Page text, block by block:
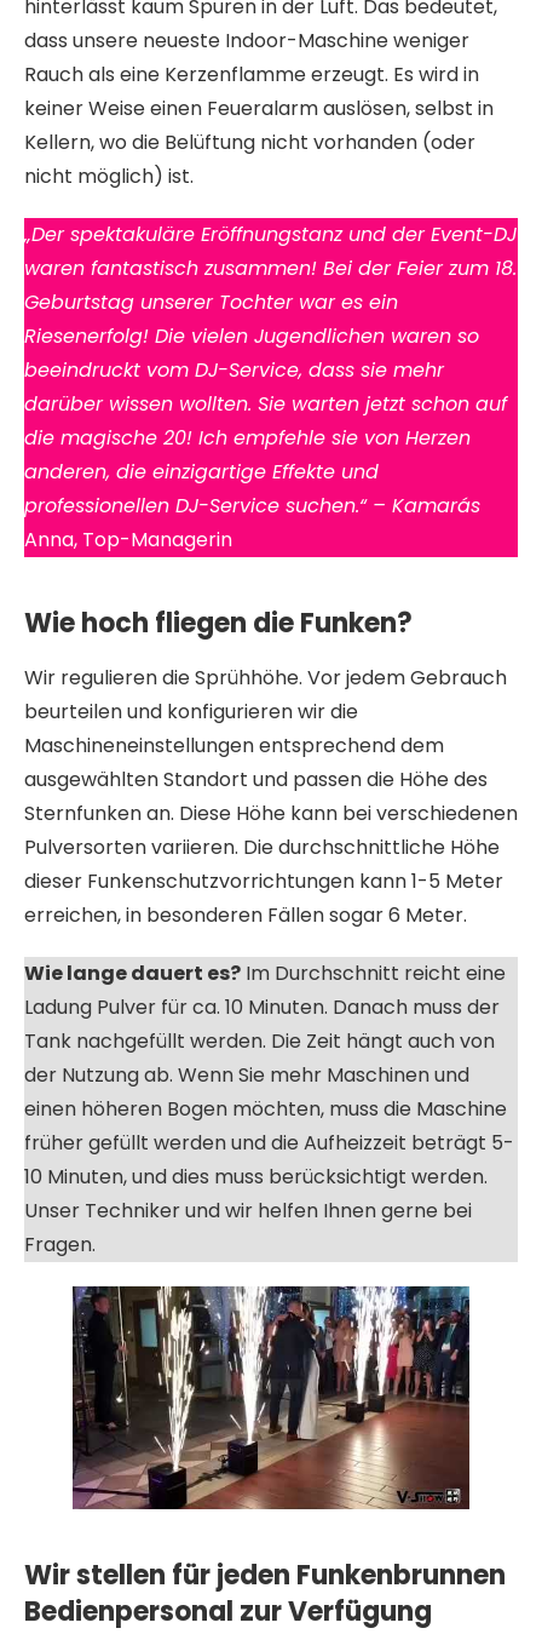
hinterlässt kaum Spuren in der Luft. Das bedeutet,
dass unsere neueste Indoor-Maschine weniger
Rauch als eine Kerzenflamme erzeugt. Es wird in
keiner Weise einen Feueralarm auslösen, selbst in
Kellern, wo die Belüftung nicht vorhanden (oder
nicht möglich) ist.
„Der spektakuläre Eröffnungstanz und der Event-DJ
waren fantastisch zusammen! Bei der Feier zum 18.
Geburtstag unserer Tochter war es ein
Riesenerfolg! Die vielen Jugendlichen waren so
beeindruckt vom DJ-Service, dass sie mehr
darüber wissen wollten. Sie warten jetzt schon auf
die magische 20! Ich empfehle sie von Herzen
anderen, die einzigartige Effekte und
professionellen DJ-Service suchen.“ – Kamarás
Anna, Top-Managerin
Wie hoch fliegen die Funken?
Wir regulieren die Sprühhöhe. Vor jedem Gebrauch
beurteilen und konfigurieren wir die
Maschineneinstellungen entsprechend dem
ausgewählten Standort und passen die Höhe des
Sternfunken an. Diese Höhe kann bei verschiedenen
Pulversorten variieren. Die durchschnittliche Höhe
dieser Funkenschutzvorrichtungen kann 1-5 Meter
erreichen, in besonderen Fällen sogar 6 Meter.
Wie lange dauert es? Im Durchschnitt reicht eine
Ladung Pulver für ca. 10 Minuten. Danach muss der
Tank nachgefüllt werden. Die Zeit hängt auch von
der Nutzung ab. Wenn Sie mehr Maschinen und
einen höheren Bogen möchten, muss die Maschine
früher gefüllt werden und die Aufheizzeit beträgt 5-
10 Minuten, und dies muss berücksichtigt werden.
Unser Techniker und wir helfen Ihnen gerne bei
Fragen.
Wir stellen für jeden Funkenbrunnen
Bedienpersonal zur Verfügung